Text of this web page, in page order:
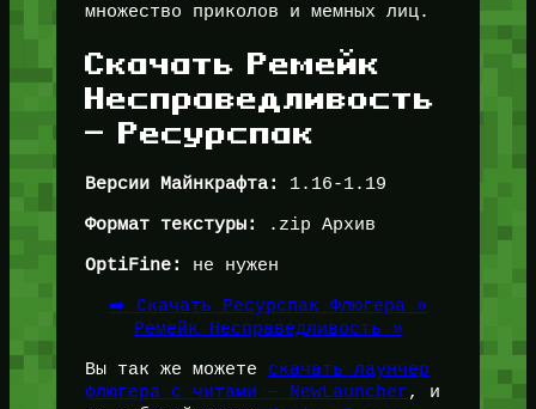
множество приколов и мемных лиц.
Скачать Ремейк
Несправедливость
— Ресурспак
Версии Майнкрафта: 1.16-1.19
Формат текстуры: .zip Архив
OptiFine: не нужен
➡️ Скачать Ресурспак Флюгера »
Ремейк Несправедливость »
Вы так же можете скачать лаунчер
флюгера с читами — NewLauncher, и